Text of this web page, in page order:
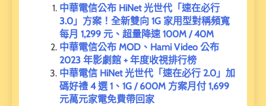
中華電信公布 HiNet 光世代「速在必行
3.0」方案！全新雙向 1G 家用型對稱頻寬
每月 1,299 元、超量降速 100M / 40M
中華電信公布 MOD、Hami Video 公布
2023 年影劇館 + 年度收視排行榜
中華電信 HiNet 光世代「速在必行 2.0」加
碼好禮 4 選 1、1G / 600M 方案月付 1,699
元萬元家電免費帶回家